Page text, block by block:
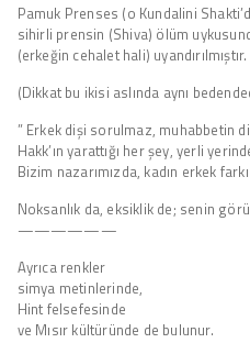
Pamuk Prenses (o Kundalini
sihirli prensin (Shiva) ölüm
(erkeğin cehalet hali) uyandırılmıştır.
(Dikkat bu ikisi aslında aynı
” Erkek dişi sorulmaz, muhabbetin
Hakk’ın yarattığı her şey, yerli
Bizim nazarımızda, kadın erkek
Noksanlık da, eksiklik de; senin
——————
Ayrıca renkler
simya metinlerinde,
Hint felsefesinde
ve Mısır kültüründe de bulunur.